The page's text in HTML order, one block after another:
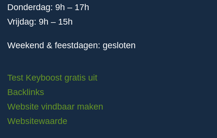
Donderdag: 9h – 17h
Vrijdag: 9h – 15h
Weekend & feestdagen: gesloten
Test Keyboost gratis uit
Backlinks
Website vindbaar maken
Websitewaarde